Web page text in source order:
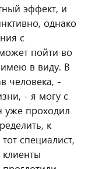
эффект, и
однако
с
пойти во
в виду. В
человека, -
- я могу с
уже проходил
к
специалист,